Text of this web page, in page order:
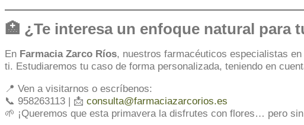
🏥 ¿Te interesa un enfoque natural para
En Farmacia Zarco Ríos, nuestros farmacéuticos especialistas
ti. Estudiaremos tu caso de forma personalizada, teniendo en
📍 Ven a visitarnos o escríbenos:
📞 958263113 | 📩 consulta@farmaciazarcorios.es
🌱 ¡Queremos que esta primavera la disfrutes con flores… pero